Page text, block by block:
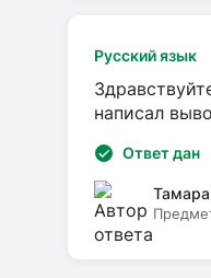
Русский язык
написал
Ответ дан